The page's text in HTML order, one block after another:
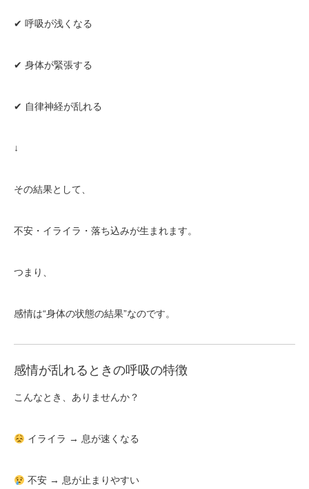
✔ 呼吸が浅くなる
✔ 身体が緊張する
✔ 自律神経が乱れる
↓
その結果として、
不安・イライラ・落ち込みが生まれます。
つまり、
感情は“身体の状態の結果”なのです。
感情が乱れるときの呼吸の特徴
こんなとき、ありませんか？
イライラ → 息が速くなる
不安 → 息が止まりやすい